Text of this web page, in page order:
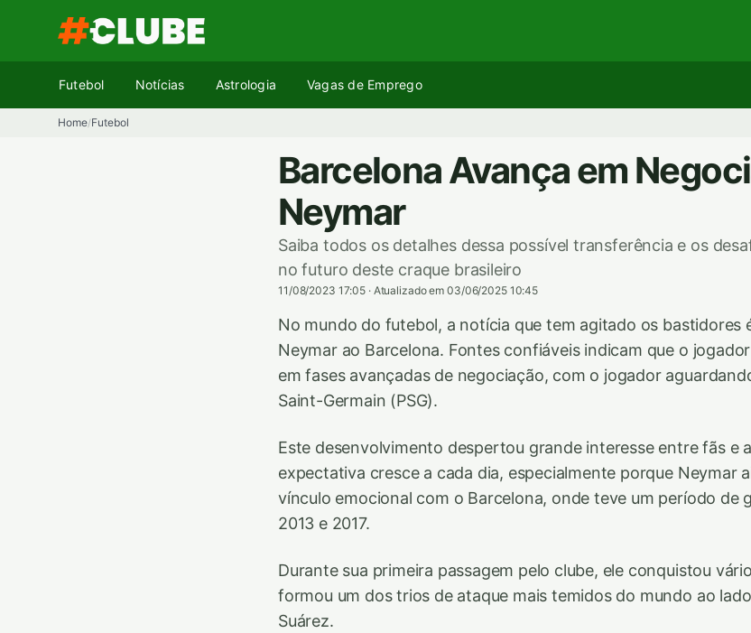
conteúdo
Futebol Notícias Astrologia Vagas de Emprego
Home/Futebol
Barcelona Avança em
Neymar
Saiba todos os detalhes dessa possível transferência e os
no futuro deste craque brasileiro
11/08/2023 17:05 · Atualizado em 03/06/2025 10:45
No mundo do futebol, a notícia que tem agitado os bastidores
Neymar ao Barcelona. Fontes confiáveis indicam que o
em fases avançadas de negociação, com o jogador
Saint-Germain (PSG).
Este desenvolvimento despertou grande interesse entre fãs e
expectativa cresce a cada dia, especialmente porque Neymar
vínculo emocional com o Barcelona, onde teve um período de
2013 e 2017.
Durante sua primeira passagem pelo clube, ele conquistou
formou um dos trios de ataque mais temidos do mundo ao
Suárez.